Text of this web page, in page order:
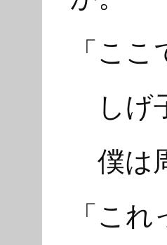
「ここ
しげ
僕は
「こ